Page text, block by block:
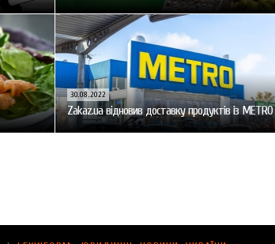
30.08.2022
Zakaz.ua відновив доставку продуктів із МЕТRО